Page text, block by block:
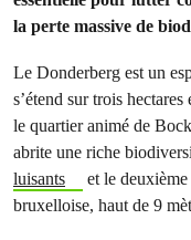
la perte massive de
Le Donderberg est un
s’étend sur trois
le quartier animé de
abrite une riche
luisants
et le
bruxelloise, haut de 9